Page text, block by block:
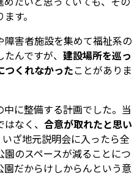
す。
害者施設を集めて福祉系の
んですが、 建設場所を巡っ
つくれなかったことがありま
に整備する計画でした。当
なく、 合意が取れたと思い
ざ地元説明会に入ったら全
のスペースが減ることにつ
だからけしからんという意